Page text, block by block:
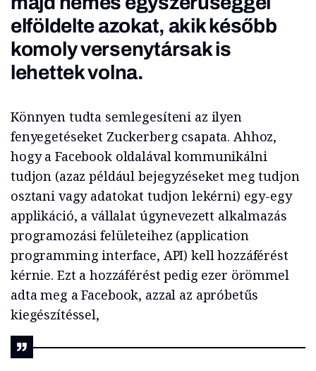
elföldelte azokat, akik később
komoly versenytársak is
lehettek volna.
Könnyen tudta semlegesíteni az ilyen
fenyegetéseket Zuckerberg csapata. Ahhoz,
hogy a Facebook oldalával kommunikálni
tudjon (azaz például bejegyzéseket meg tudjon
osztani vagy adatokat tudjon lekérni) egy-egy
applikáció, a vállalat úgynevezett alkalmazás
programozási felületeihez (application
programming interface, API) kell hozzáférést
kérnie. Ezt a hozzáférést pedig ezer örömmel
adta meg a Facebook, azzal az apróbetűs
kiegészítéssel,